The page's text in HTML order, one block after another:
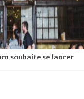
souhaite se lancer